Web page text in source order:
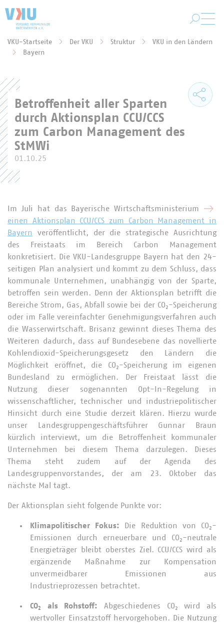
Sie befinden sich hier:
VKU-Startseite Der VKU Struktur
VKU in den Ländern
Bayern
Betroffenheit aller Sparten
durch Aktionsplan CCU/CCS
zum Carbon Management des
StMWi
01.10.25
Im Juli hat das Bayerische Wirtschaftsministerium
einen Aktionsplan CCU/CCS zum Carbon Management in
Bayern
veröffentlicht, der die strategische Ausrichtung
des Freistaats im Bereich Carbon Management
konkretisiert. Die VKU-Landesgruppe Bayern hat den 24-
seitigen Plan analysiert und kommt zu dem Schluss, dass
kommunale Unternehmen, unabhängig von der Sparte,
betroffen sein werden. Denn der Aktionsplan betrifft die
Bereiche Strom, Gas, Abfall sowie bei der CO₂-Speicherung
oder im Falle vereinfachter Genehmigungsverfahren auch
die Wasserwirtschaft. Brisanz gewinnt dieses Thema des
Weiteren dadurch, dass auf Bundesebene das novellierte
Kohlendioxid-Speicherungsgesetz den Ländern die
Möglichkeit eröffnet, die CO₂-Speicherung im eigenen
Bundesland zu ermöglichen. Der Freistaat lässt die
Nutzung dieser sogenannten Opt-In-Regelung in
wissenschaftlicher, technischer und industriepolitischer
Hinsicht durch eine Studie derzeit klären. Hierzu wurde
unser Landesgruppengeschäftsführer Gunnar Braun
kürzlich interviewt, um die Betroffenheit kommunaler
Unternehmen bei diesem Thema darzulegen. Dieses
Thema steht zudem auf der Agenda des
Landesgruppenvorstandes, der am 23. Oktober das
nächste Mal tagt.
Der Aktionsplan sieht folgende Punkte vor:
Klimapolitischer Fokus: Die Reduktion von CO₂-
Emissionen durch erneuerbare und CO₂-neutrale
Energieträger bleibt oberstes Ziel. CCU/CCS wird als
ergänzende Maßnahme zur Kompensation
unvermeidbarer Emissionen aus
Industrieprozessen betrachtet.
CO₂ als Rohstoff: Abgeschiedenes CO₂ wird als
wertvoller Einsatzstoff hervorgehoben. Die Nutzung